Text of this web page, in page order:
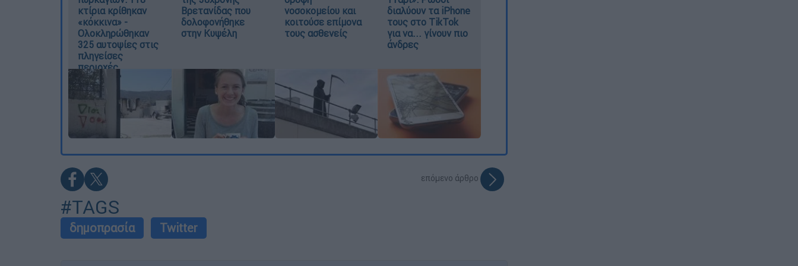
κτίρια κρίθηκαν
«κόκκινα» -
Ολοκληρώθηκαν
325 αυτοψίες στις
πληγείσες
περιοχές
Βρετανίδας που
δολοφονήθηκε
στην Κυψέλη
νοσοκομείου και
κοιτούσε επίμονα
τους ασθενείς
διαλύουν τα iPhone
τους στο TikTok
για να... γίνουν πιο
άνδρες
επόμενο άρθρο
#TAGS
δημοπρασία Twitter